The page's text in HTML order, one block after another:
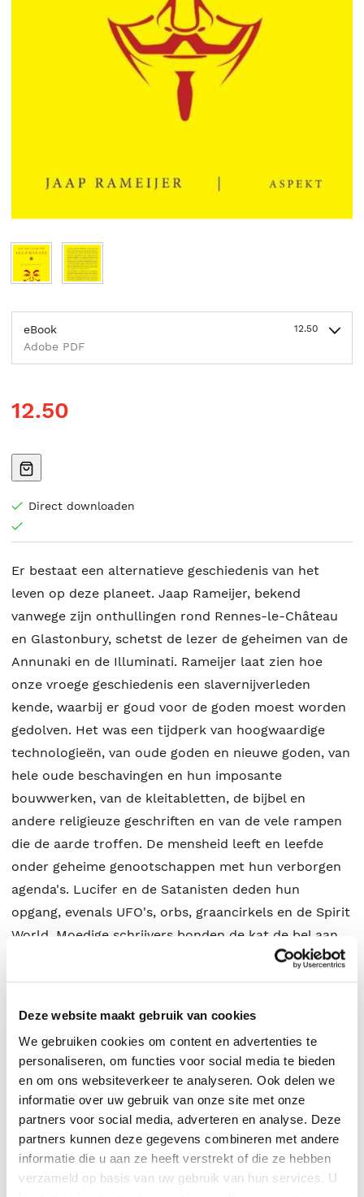
Deze website maakt gebruik van cookies
We gebruiken cookies om content en advertenties te
personaliseren, om functies voor social media te bieden
en om ons websiteverkeer te analyseren. Ook delen we
informatie over uw gebruik van onze site met onze
partners voor social media, adverteren en analyse. Deze
partners kunnen deze gegevens combineren met andere
informatie die u aan ze heeft verstrekt of die ze hebben
verzameld op basis van uw gebruik van hun services. U
eBook 12.50
Adobe PDF
12.50
Direct downloaden
Er bestaat een alternatieve geschiedenis van het
leven op deze planeet. Jaap Rameijer, bekend
vanwege zijn onthullingen rond Rennes-le-Château
en Glastonbury, schetst de lezer de geheimen van de
Annunaki en de Illuminati. Rameijer laat zien hoe
onze vroege geschiedenis een slavernijverleden
kende, waarbij er goud voor de goden moest worden
gedolven. Het was een tijdperk van hoogwaardige
technologieën, van oude goden en nieuwe goden, van
hele oude beschavingen en hun imposante
bouwwerken, van de kleitabletten, de bijbel en
andere religieuze geschriften en van de vele rampen
die de aarde troffen. De mensheid leeft en leefde
onder geheime genootschappen met hun verborgen
agenda's. Lucifer en de Satanisten deden hun
opgang, evenals UFO's, orbs, graancirkels en de Spirit
World. Moedige schrijvers bonden de kat de bel aan
en proberen de mensheid te waarschuwen, terwijl
buitenaardse beschavingen ons zorgvuldig
auteur een voorlopige synthese formuleert uit de
vele onzekerheden. Een speculatief boek dus, maar in
die zin een slijpsteen voor de geest en z'n tijd ver
vooruit. Bedoeld om ons wakker te schudden en ons
bewust te maken van de gevaren die de aarde
bedreigen. Maar Rameijer schreef ook een boek vol
hoop, met prachtige verhalen en goede adviezen. Een
boek van Licht en Liefde. Waarin we tot slot wat